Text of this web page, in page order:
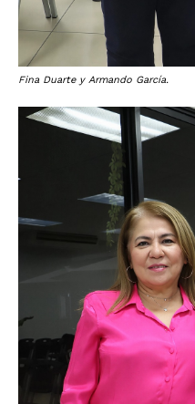
Fina Duarte y Armando García.